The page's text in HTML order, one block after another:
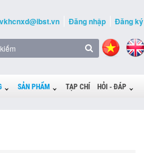
vkhcnxd@ibst.vn Đăng nhập Đăng ký
SẢN PHẨM TẠP CHÍ HỎI - ĐÁP